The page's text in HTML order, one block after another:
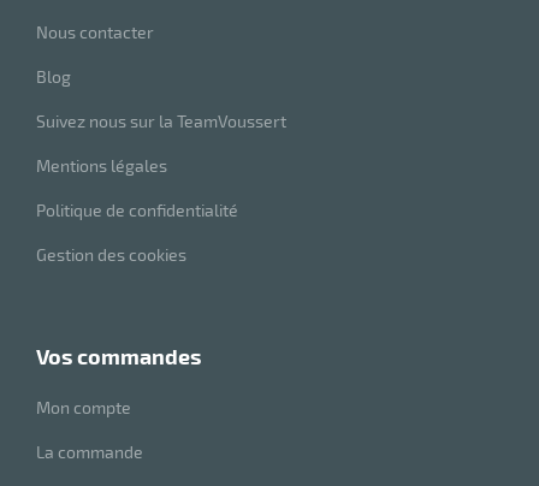
Nous contacter
Blog
Suivez nous sur la TeamVoussert
Mentions légales
Politique de confidentialité
Gestion des cookies
vos commandes
Mon compte
La commande